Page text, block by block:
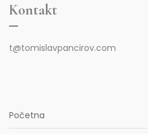
Kontakt
t@tomislavpancirov.com
Početna